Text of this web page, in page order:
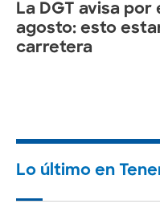
La DGT avisa por
agosto: esto
carretera
Lo último en